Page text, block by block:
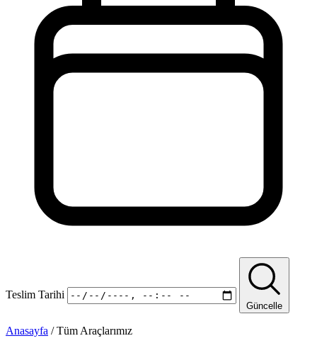
Teslim Tarihi
Güncelle
Anasayfa / Tüm Araçlarımız